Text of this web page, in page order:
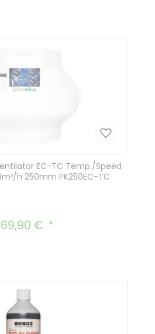
EC-TC Temp./Speed
h 250mm PK250EC-TC
Preis:
€